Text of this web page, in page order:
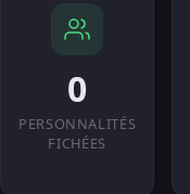
0
PERSONNALITÉS
FICHÉES